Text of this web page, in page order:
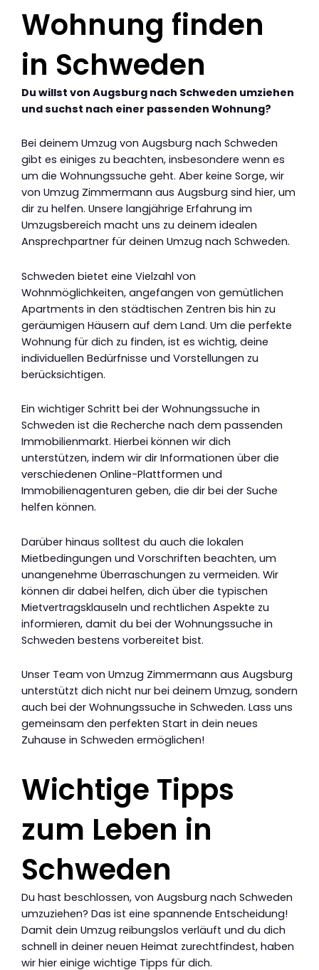
Wohnung finden
in Schweden
Du willst von Augsburg nach Schweden umziehen
und suchst nach einer passenden Wohnung?
Bei deinem Umzug von Augsburg nach Schweden
gibt es einiges zu beachten, insbesondere wenn es
um die Wohnungssuche geht. Aber keine Sorge, wir
von Umzug Zimmermann aus Augsburg sind hier, um
dir zu helfen. Unsere langjährige Erfahrung im
Umzugsbereich macht uns zu deinem idealen
Ansprechpartner für deinen Umzug nach Schweden.
Schweden bietet eine Vielzahl von
Wohnmöglichkeiten, angefangen von gemütlichen
Apartments in den städtischen Zentren bis hin zu
geräumigen Häusern auf dem Land. Um die perfekte
Wohnung für dich zu finden, ist es wichtig, deine
individuellen Bedürfnisse und Vorstellungen zu
berücksichtigen.
Ein wichtiger Schritt bei der Wohnungssuche in
Schweden ist die Recherche nach dem passenden
Immobilienmarkt. Hierbei können wir dich
unterstützen, indem wir dir Informationen über die
verschiedenen Online-Plattformen und
Immobilienagenturen geben, die dir bei der Suche
helfen können.
Darüber hinaus solltest du auch die lokalen
Mietbedingungen und Vorschriften beachten, um
unangenehme Überraschungen zu vermeiden. Wir
können dir dabei helfen, dich über die typischen
Mietvertragsklauseln und rechtlichen Aspekte zu
informieren, damit du bei der Wohnungssuche in
Schweden bestens vorbereitet bist.
Unser Team von Umzug Zimmermann aus Augsburg
unterstützt dich nicht nur bei deinem Umzug, sondern
auch bei der Wohnungssuche in Schweden. Lass uns
gemeinsam den perfekten Start in dein neues
Zuhause in Schweden ermöglichen!
Wichtige Tipps
zum Leben in
Schweden
Du hast beschlossen, von Augsburg nach Schweden
umzuziehen? Das ist eine spannende Entscheidung!
Damit dein Umzug reibungslos verläuft und du dich
schnell in deiner neuen Heimat zurechtfindest, haben
wir hier einige wichtige Tipps für dich.